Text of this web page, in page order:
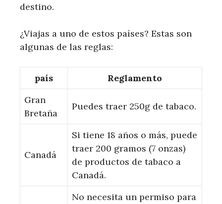
destino.
¿Viajas a uno de estos países? Estas son
algunas de las reglas:
país
Reglamento
Gran
Bretaña
Puedes traer 250g de tabaco.
Canadá
Si tiene 18 años o más, puede
traer 200 gramos (7 onzas)
de productos de tabaco a
Canadá.
No necesita un permiso para